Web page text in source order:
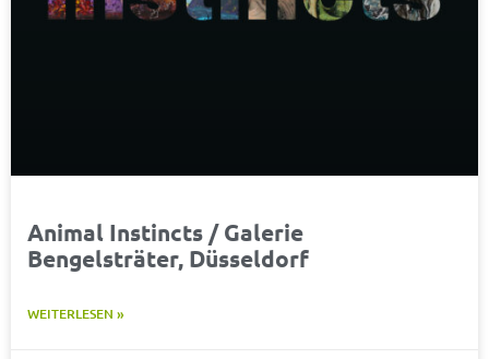
Animal Instincts / Galerie
Bengelsträter, Düsseldorf
WEITERLESEN »